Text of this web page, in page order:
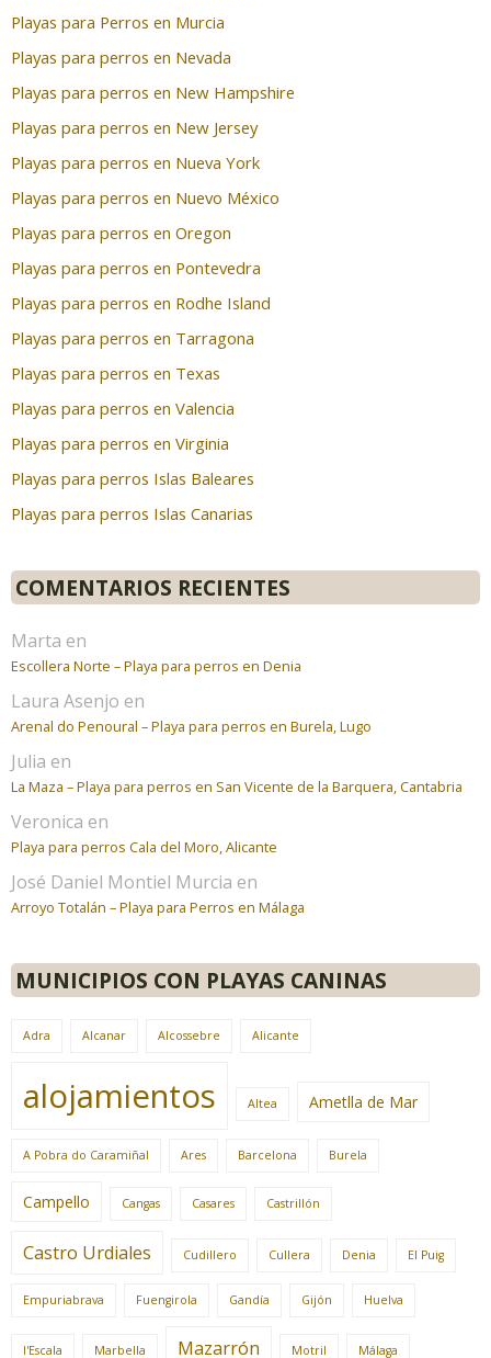
Playas para Perros en Murcia
Playas para perros en Nevada
Playas para perros en New Hampshire
Playas para perros en New Jersey
Playas para perros en Nueva York
Playas para perros en Nuevo México
Playas para perros en Oregon
Playas para perros en Pontevedra
Playas para perros en Rodhe Island
Playas para perros en Tarragona
Playas para perros en Texas
Playas para perros en Valencia
Playas para perros en Virginia
Playas para perros Islas Baleares
Playas para perros Islas Canarias
COMENTARIOS RECIENTES
Marta en
Escollera Norte – Playa para perros en Denia
Laura Asenjo en
Arenal do Penoural – Playa para perros en Burela, Lugo
Julia en
La Maza – Playa para perros en San Vicente de la Barquera, Cantabria
Veronica en
Playa para perros Cala del Moro, Alicante
José Daniel Montiel Murcia en
Arroyo Totalán – Playa para Perros en Málaga
MUNICIPIOS CON PLAYAS CANINAS
Adra Alcanar Alcossebre Alicante
alojamientos Altea Ametlla de Mar
A Pobra do Caramiñal Ares Barcelona Burela
Campello Cangas Casares Castrillón
Castro Urdiales Cudillero Cullera Denia El Puig
Empuriabrava Fuengirola Gandía Gijón Huelva
l'Escala Marbella Mazarrón Motril Málaga